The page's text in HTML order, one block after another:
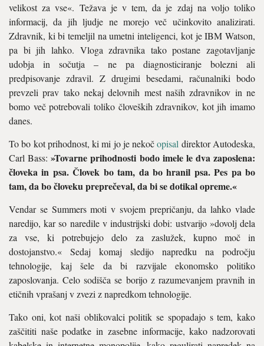
velikost za vse«. Težava je v tem, da je zdaj na voljo toliko
informacij, da jih ljudje ne morejo več učinkovito analizirati.
Zdravnik, ki bi temeljil na umetni inteligenci, kot je IBM Watson,
pa bi jih lahko. Vloga zdravnika tako postane zagotavljanje
udobja in sočutja – ne pa diagnosticiranje bolezni ali
predpisovanje zdravil. Z drugimi besedami, računalniki bodo
prevzeli prav tako nekaj delovnih mest naših zdravnikov in ne
bomo več potrebovali toliko človeških zdravnikov, kot jih imamo
danes.
To bo kot prihodnost, ki mi jo je nekočopisal direktor Autodeska,
Carl Bass:»Tovarne prihodnosti bodo imele le dva zaposlena:
človeka in psa. Človek bo tam, da bo hranil psa. Pes pa bo
tam, da bo človeku preprečeval, da bi se dotikal opreme.«
Vendar se Summers moti v svojem prepričanju, da lahko vlade
naredijo, kar so naredile v industrijski dobi: ustvarijo »dovolj dela
za vse, ki potrebujejo delo za zaslužek, kupno moč in
dostojanstvo.« Sedaj komaj sledijo napredku na področju
tehnologije, kaj šele da bi razvijale ekonomsko politiko
zaposlovanja. Celo sodišča se borijo z razumevanjem pravnih in
etičnih vprašanj v zvezi z napredkom tehnologije.
Tako oni, kot naši oblikovalci politik se spopadajo s tem, kako
zaščititi naše podatke in zasebne informacije, kako nadzorovati